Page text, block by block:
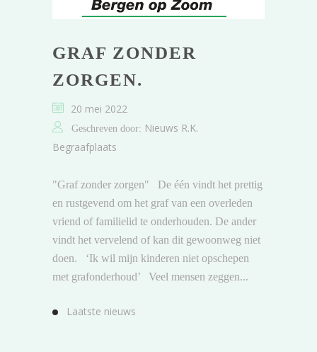
GRAF ZONDER
ZORGEN.
20 mei 2022
Geschreven door: Nieuws R.K.
Begraafplaats
"Graf zonder zorgen" De één vindt het prettig
en rustgevend om het graf van een overleden
vriend of familielid te onderhouden. De ander
vindt het vervelend of kan dit gewoonweg niet
doen. ‘Ik wil mijn kinderen niet opschepen
met grafonderhoud’ Veel mensen zeggen...
Laatste nieuws